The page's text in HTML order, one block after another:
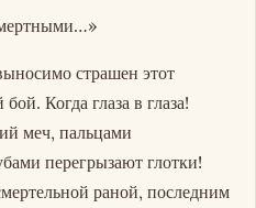
страшен этот
Когда глаза в глаза!
меч, пальцами
перегрызают глотки!
раной, последним